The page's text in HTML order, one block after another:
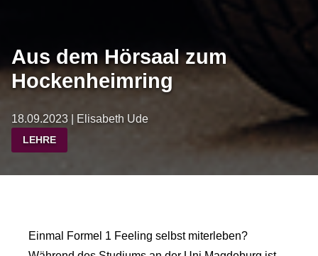
Aus dem Hörsaal zum
Hockenheimring
18.09.2023 | Elisabeth Ude
LEHRE
Einmal Formel 1 Feeling selbst miterleben?